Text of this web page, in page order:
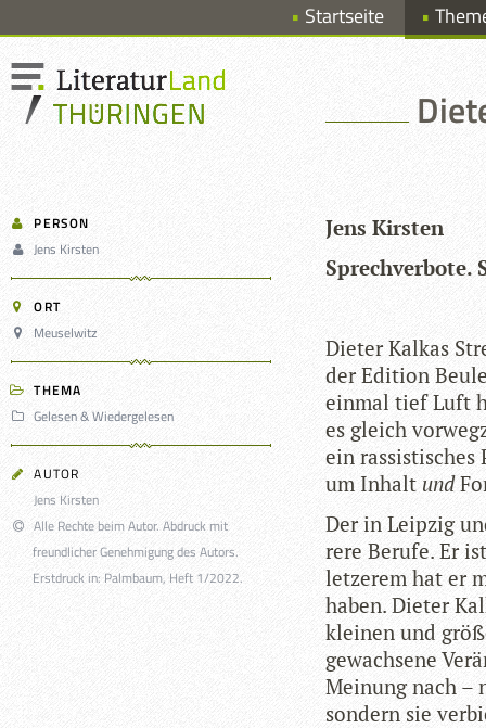
Startseite
PERSON
Jens Kirsten
ORT
Meuselwitz
THEMA
Gelesen & Wiedergelesen
AUTOR
Jens Kirsten
Alle Rechte beim Autor. Abdruck mit
freundlicher Genehmigung des Autors.
Erstdruck in: Palmbaum, Heft 1/2022.
Jens Kirs­ten
Sprech­ver­bote.
Die­ter Kalkas
der Edi­tion
ein­mal tief Luft
es gleich
ein ras­sis­ti­sches
um Inhalt und
Der in Leip­zig
rere Berufe. Er
let­ze­rem hat er
haben. Die­ter
klei­nen und
gewach­sene
Mei­nung nach –
son­dern sie